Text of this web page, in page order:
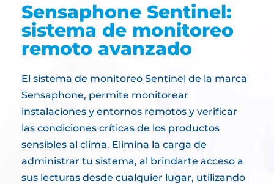
Sensaphone Sentinel:
sistema de monitoreo
remoto avanzado
El sistema de monitoreo Sentinel de la marca
Sensaphone, permite monitorear
instalaciones y entornos remotos y verificar
las condiciones críticas de los productos
sensibles al clima. Elimina la carga de
administrar tu sistema, al brindarte acceso a
sus lecturas desde cualquier lugar, utilizando